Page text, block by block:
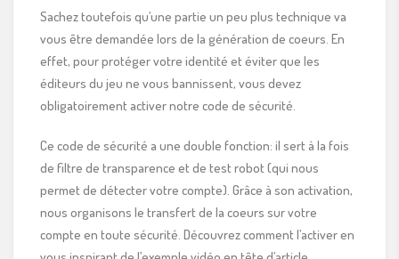
Sachez toutefois qu’une partie un peu plus technique va
vous être demandée lors de la génération de coeurs. En
effet, pour protéger votre identité et éviter que les
éditeurs du jeu ne vous bannissent, vous devez
obligatoirement activer notre code de sécurité.
Ce code de sécurité a une double fonction: il sert à la fois
de filtre de transparence et de test robot (qui nous
permet de détecter votre compte). Grâce à son activation,
nous organisons le transfert de la coeurs sur votre
compte en toute sécurité. Découvrez comment l’activer en